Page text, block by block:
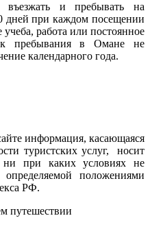
и пребывать на
дней при каждом посещении
работа или постоянное
пребывания в Омане не
календарного года.
информация, касающаяся
туристских услуг, носит
при каких условиях не
положениями
РФ.
путешествии